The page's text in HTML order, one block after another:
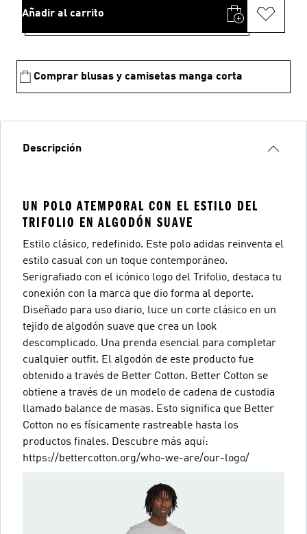
Añadir al carrito
Comprar blusas y camisetas manga corta
Descripción
UN POLO ATEMPORAL CON EL ESTILO DEL
TRIFOLIO EN ALGODÓN SUAVE
Estilo clásico, redefinido. Este polo adidas reinventa el
estilo casual con un toque contemporáneo.
Serigrafiado con el icónico logo del Trifolio, destaca tu
conexión con la marca que dio forma al deporte.
Diseñado para uso diario, luce un corte clásico en un
tejido de algodón suave que crea un look
descomplicado. Una prenda esencial para completar
cualquier outfit. El algodón de este producto fue
obtenido a través de Better Cotton. Better Cotton se
obtiene a través de un modelo de cadena de custodia
llamado balance de masas. Esto significa que Better
Cotton no es físicamente rastreable hasta los
productos finales. Descubre más aquí:
https://bettercotton.org/who-we-are/our-logo/